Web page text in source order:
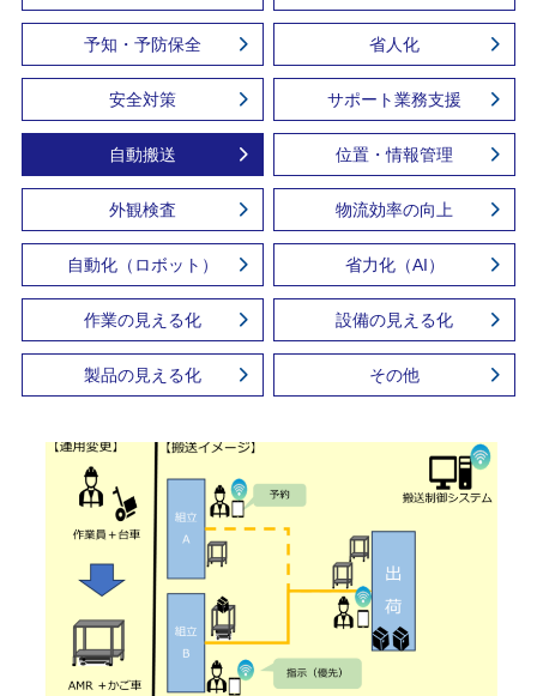
予知・予防保全 省人化
安全対策 サポート業務支援
自動搬送 位置・情報管理
外観検査 物流効率の向上
自動化（ロボット） 省力化（AI）
作業の見える化 設備の見える化
製品の見える化 その他